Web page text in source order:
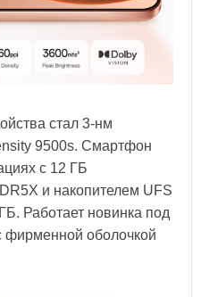
стал 3-нм
9500s. Смартфон
с 12 ГБ
и накопителем UFS
Работает новинка под
фирменной оболочкой